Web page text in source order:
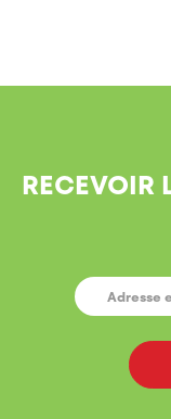
RECEVOIR
E-
MAIL *